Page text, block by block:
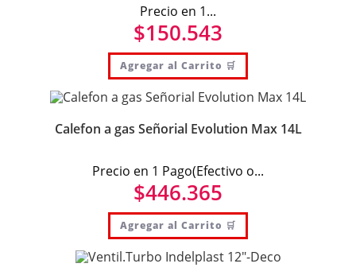
Precio en 1...
$150.543
Agregar al Carrito 🛒
Calefon a gas Señorial Evolution Max 14L
Precio en 1 Pago(Efectivo o...
$446.365
Agregar al Carrito 🛒